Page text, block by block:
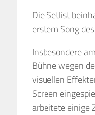
Die Setlist
erstem Song
Insbesondere
Bühne wegen
visuellen
Screen
arbeitete einige